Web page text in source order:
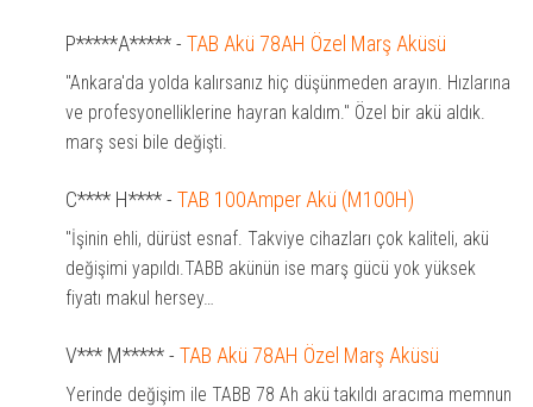
P*****A*****- TAB Akü 78AH Özel Marş Aküsü
"Ankara'da yolda kalırsanız hiç düşünmeden arayın. Hızlarına
ve profesyonelliklerine hayran kaldım." Özel bir akü aldık.
marş sesi bile değişti.
C**** H****- TAB 100Amper Akü (M100H)
"İşinin ehli, dürüst esnaf. Takviye cihazları çok kaliteli, akü
değişimi yapıldı.TABB akünün ise marş gücü yok yüksek
fiyatı makul hersey…
V*** M*****- TAB Akü 78AH Özel Marş Aküsü
Yerinde değişim ile TABB 78 Ah akü takıldı aracıma memnun